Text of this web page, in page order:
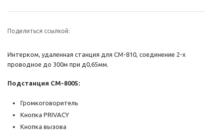
Поделиться ссылкой:
Интерком, удаленная станция для СМ-810, соединение 2-х
проводное до 300м при д0,65мм.
Подстанция CM-800S:
Громкоговоритель
Кнопка PRIVACY
Кнопка вызова